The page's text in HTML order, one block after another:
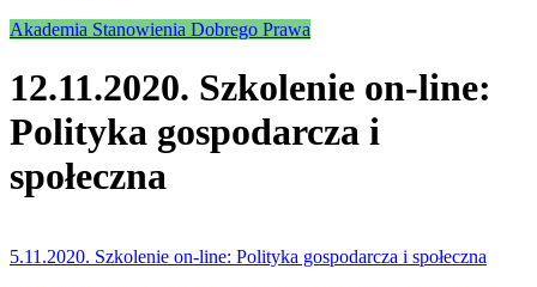
Akademia Stanowienia Dobrego Prawa
12.11.2020. Szkolenie on-line:
Polityka gospodarcza i
społeczna
5.11.2020. Szkolenie on-line: Polityka gospodarcza i społeczna